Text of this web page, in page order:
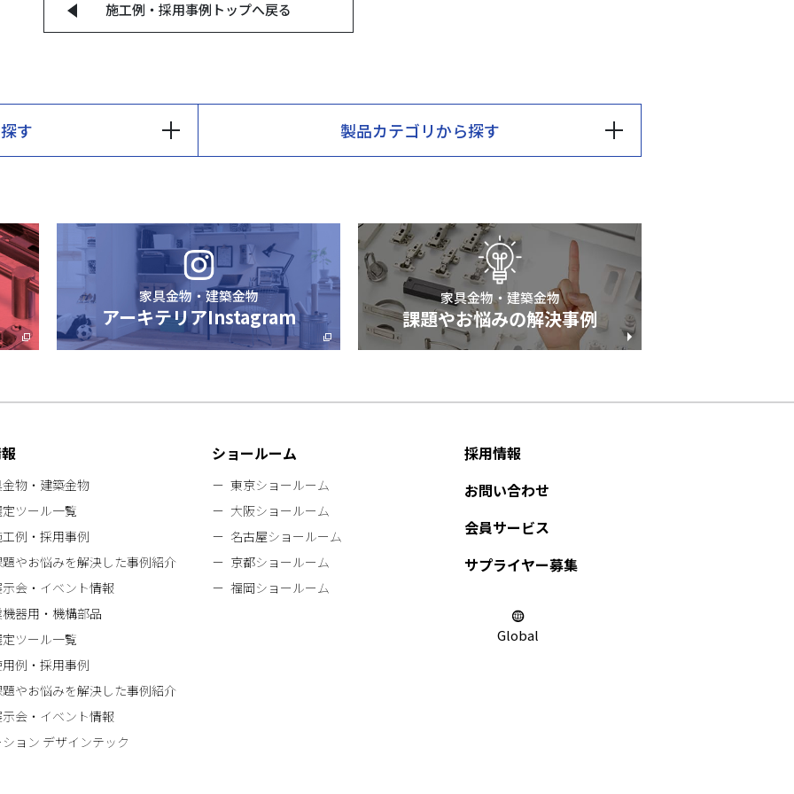
施工例・採用事例 トップへ戻る
す 製品カテゴリから探す
家具金物・建築金物
アーキテリアInstagram
家具金物・建築金物
課題やお悩みの解決事例
物・建築金物
ツール一覧
例・採用事例
やお悩みを解決した事例紹介
会・イベント情報
器用・機構部品
ツール一覧
例・採用事例
やお悩みを解決した事例紹介
会・イベント情報
ョン デザインテック
ショールーム
東京ショールーム
大阪ショールーム
名古屋ショールーム
京都ショールーム
福岡ショールーム
採用情報
お問い合わせ
会員サービス
サプライヤー募集
Global